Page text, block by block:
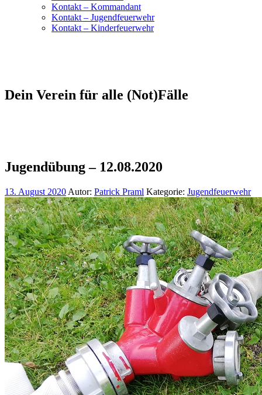
Kontakt – Kommandant
Kontakt – Jugendfeuerwehr
Kontakt – Kinderfeuerwehr
Dein Verein für alle (Not)Fälle
Jugendübung – 12.08.2020
13. August 2020 Autor: Patrick Praml Kategorie: Jugendfeuerwehr